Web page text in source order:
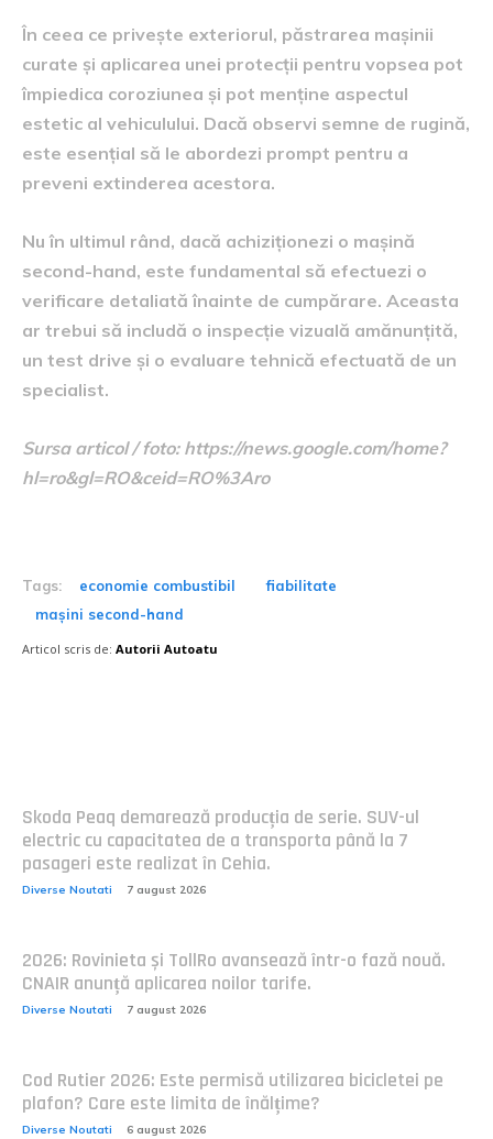
În ceea ce privește exteriorul, păstrarea mașinii
curate și aplicarea unei protecții pentru vopsea pot
împiedica coroziunea și pot menține aspectul
estetic al vehiculului. Dacă observi semne de rugină,
este esențial să le abordezi prompt pentru a
preveni extinderea acestora.
Nu în ultimul rând, dacă achiziționezi o mașină
second-hand, este fundamental să efectuezi o
verificare detaliată înainte de cumpărare. Aceasta
ar trebui să includă o inspecție vizuală amănunțită,
un test drive și o evaluare tehnică efectuată de un
specialist.
Sursa articol / foto: https://news.google.com/home?
hl=ro&gl=RO&ceid=RO%3Aro
Tags: economie combustibil
fiabilitate
mașini second-hand
Articol scris de: Autorii Autoatu
Skoda Peaq demarează producția de serie. SUV-ul
electric cu capacitatea de a transporta până la 7
pasageri este realizat în Cehia.
Diverse Noutati 7 august 2026
2026: Rovinieta și TollRo avansează într-o fază nouă.
CNAIR anunță aplicarea noilor tarife.
Diverse Noutati 7 august 2026
Cod Rutier 2026: Este permisă utilizarea bicicletei pe
plafon? Care este limita de înălțime?
Diverse Noutati 6 august 2026